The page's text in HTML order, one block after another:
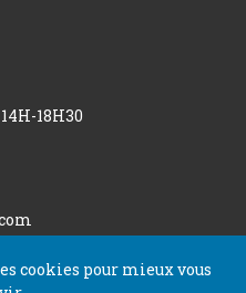
18H30
cookies pour mieux vous